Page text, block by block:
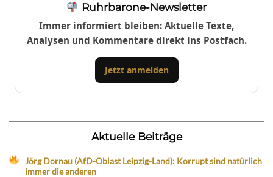
Ruhrbarone-Newsletter
Immer informiert bleiben: Aktuelle Texte,
Analysen und Kommentare direkt ins Postfach.
Jetzt anmelden
Aktuelle Beiträge
Jörg Dornau (AfD-Oblast Leipzig-Land): Korrupt sind natürlich
immer die anderen